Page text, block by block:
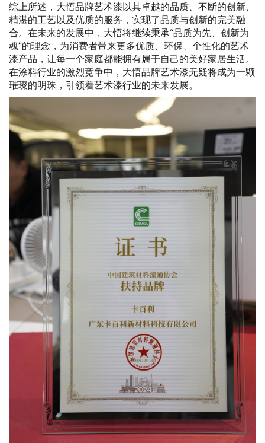
综上所述，大悟品牌艺术漆以其卓越的品质、不断的创新、
精湛的工艺以及优质的服务，实现了品质与创新的完美融
合。在未来的发展中，大悟将继续秉承“品质为先、创新为
魂”的理念，为消费者带来更多优质、环保、个性化的艺术
漆产品，让每一个家庭都能拥有属于自己的美好家居生活。
在涂料行业的激烈竞争中，大悟品牌艺术漆无疑将成为一颗
璀璨的明珠，引领着艺术漆行业的未来发展。